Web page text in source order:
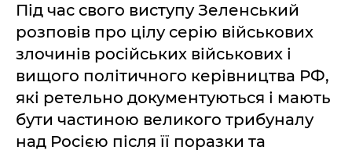
Під час свого виступу Зеленський
розповів про цілу серію військових
злочинів російських військових і
вищого політичного керівництва РФ,
які ретельно документуються і мають
бути частиною великого трибуналу
над Росією після її поразки та